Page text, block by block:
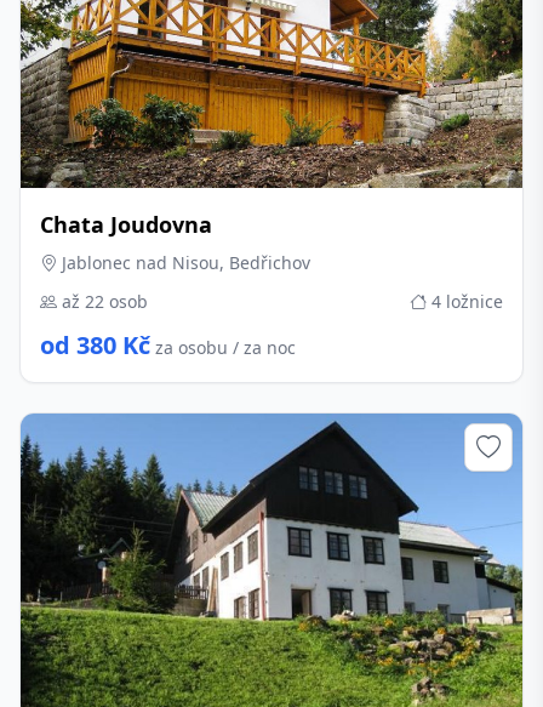
Chata Joudovna
Jablonec nad Nisou, Bedřichov
až 22 osob
4 ložnice
od 380 Kč za osobu / za noc